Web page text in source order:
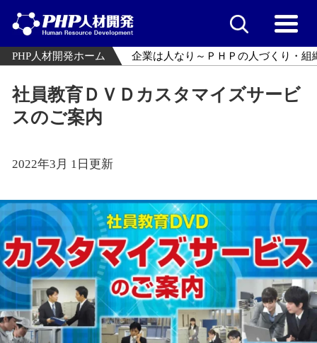
PHP人材開発ホーム 企業は人なり～ＰＨＰの人づくり・組
社員教育ＤＶＤカスタマイズサービ
スのご案内
2022年3月 1日更新